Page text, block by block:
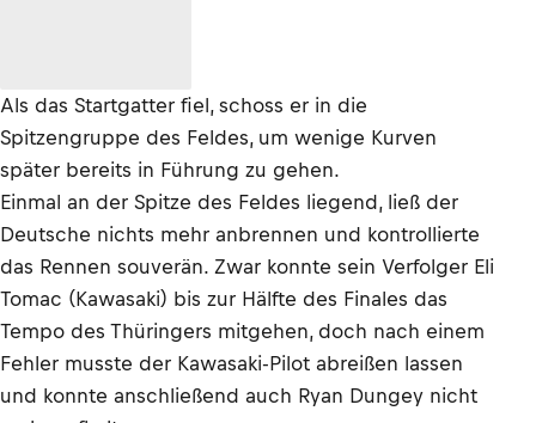
Als das Startgatter fiel, schoss er in die
Spitzengruppe des Feldes, um wenige Kurven
später bereits in Führung zu gehen.
Einmal an der Spitze des Feldes liegend, ließ der
Deutsche nichts mehr anbrennen und kontrollierte
das Rennen souverän. Zwar konnte sein Verfolger Eli
Tomac (Kawasaki) bis zur Hälfte des Finales das
Tempo des Thüringers mitgehen, doch nach einem
Fehler musste der Kawasaki-Pilot abreißen lassen
und konnte anschließend auch Ryan Dungey nicht